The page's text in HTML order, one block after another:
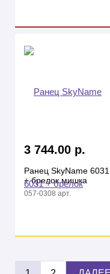
3 744.00 р.
Ранец SkyName 6031
+ брелок мишка
057-0308 арт.